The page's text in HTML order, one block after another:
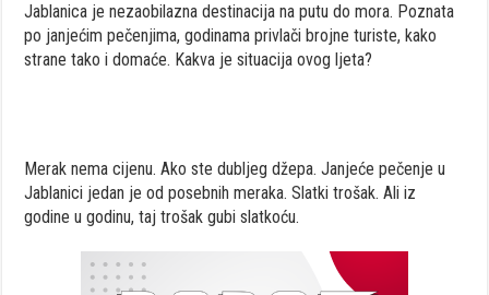
Jablanica je nezaobilazna destinacija na putu do mora. Poznata
po janjećim pečenjima, godinama privlači brojne turiste, kako
strane tako i domaće. Kakva je situacija ovog ljeta?
Merak nema cijenu. Ako ste dubljeg džepa. Janjeće pečenje u
Jablanici jedan je od posebnih meraka. Slatki trošak. Ali iz
godine u godinu, taj trošak gubi slatkoću.